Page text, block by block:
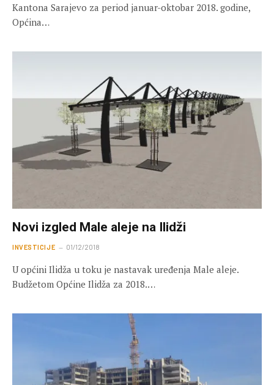
Kantona Sarajevo za period januar-oktobar 2018. godine,
Općina…
Novi izgled Male aleje na Ilidži
INVESTICIJE 01/12/2018
U općini Ilidža u toku je nastavak uređenja Male aleje.
Budžetom Općine Ilidža za 2018.…